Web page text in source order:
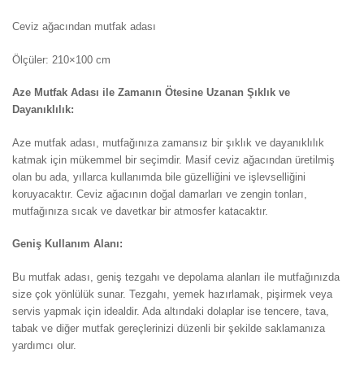
Ceviz ağacından mutfak adası
Ölçüler: 210×100 cm
Aze Mutfak Adası ile Zamanın Ötesine Uzanan Şıklık ve
Dayanıklılık:
Aze mutfak adası, mutfağınıza zamansız bir şıklık ve dayanıklılık
katmak için mükemmel bir seçimdir. Masif ceviz ağacından üretilmiş
olan bu ada, yıllarca kullanımda bile güzelliğini ve işlevselliğini
koruyacaktır. Ceviz ağacının doğal damarları ve zengin tonları,
mutfağınıza sıcak ve davetkar bir atmosfer katacaktır.
Geniş Kullanım Alanı:
Bu mutfak adası, geniş tezgahı ve depolama alanları ile mutfağınızda
size çok yönlülük sunar. Tezgahı, yemek hazırlamak, pişirmek veya
servis yapmak için idealdir. Ada altındaki dolaplar ise tencere, tava,
tabak ve diğer mutfak gereçlerinizi düzenli bir şekilde saklamanıza
yardımcı olur.